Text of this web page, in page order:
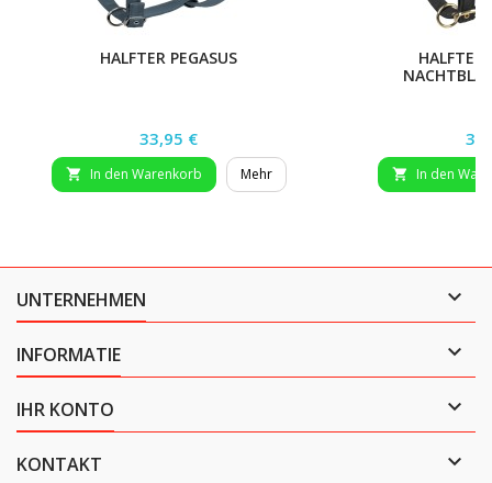
HALFTER PEGASUS
Preis
33,95 €
 In den Warenkorb Mehr
HALFTER
 In den
UNTERNEHMEN 
INFORMATIE 
IHR KONTO 
KONTAKT 